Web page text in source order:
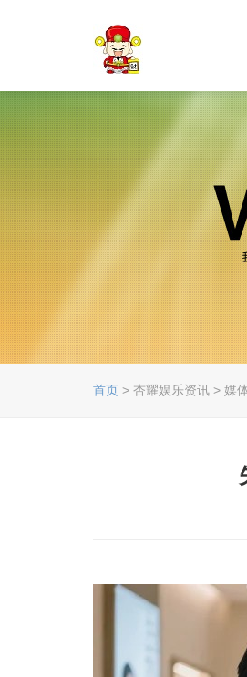
首页 > 杏耀娱乐资讯 > 媒